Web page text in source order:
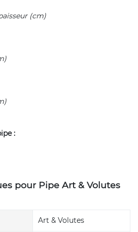
(cm)
:
pour Pipe Art & Volutes
Art & Volutes